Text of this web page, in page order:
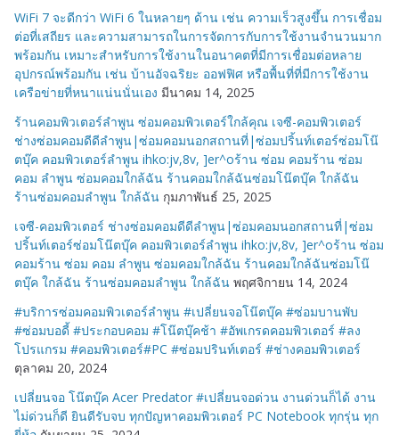
WiFi 7 จะดีกว่า WiFi 6 ในหลายๆ ด้าน เช่น ความเร็วสูงขึ้น การเชื่อม
ต่อที่เสถียร และความสามารถในการจัดการกับการใช้งานจำนวนมาก
พร้อมกัน เหมาะสำหรับการใช้งานในอนาคตที่มีการเชื่อมต่อหลาย
อุปกรณ์พร้อมกัน เช่น บ้านอัจฉริยะ ออฟฟิศ หรือพื้นที่ที่มีการใช้งาน
เครือข่ายที่หนาแน่นนั่นเอง มีนาคม 14, 2025
ร้านคอมพิวเตอร์ลำพูน ซ่อมคอมพิวเตอร์ใกล้คุณ เจซี-คอมพิวเตอร์
ช่างซ่อมคอมดีดีลำพูน|ซ่อมคอมนอกสถานที่|ซ่อมปริ้นท์เตอร์ซ่อมโน๊
ตบุ๊ค คอมพิวเตอร์ลำพูน ihko:jv,8v, ]er^oร้าน ซ่อม คอมร้าน ซ่อม
คอม ลำพูน ซ่อมคอมใกล้ฉัน ร้านคอมใกล้ฉันซ่อมโน๊ตบุ๊ค ใกล้ฉัน
ร้านซ่อมคอมลำพูน ใกล้ฉัน กุมภาพันธ์ 25, 2025
เจซี-คอมพิวเตอร์ ช่างซ่อมคอมดีดีลำพูน|ซ่อมคอมนอกสถานที่|ซ่อม
ปริ้นท์เตอร์ซ่อมโน๊ตบุ๊ค คอมพิวเตอร์ลำพูน ihko:jv,8v, ]er^oร้าน ซ่อม
คอมร้าน ซ่อม คอม ลำพูน ซ่อมคอมใกล้ฉัน ร้านคอมใกล้ฉันซ่อมโน๊
ตบุ๊ค ใกล้ฉัน ร้านซ่อมคอมลำพูน ใกล้ฉัน พฤศจิกายน 14, 2024
#บริการซ่อมคอมพิวเตอร์ลำพูน #เปลี่ยนจอโน๊ตบุ๊ค #ซ่อมบานพับ
#ซ่อมบอดี้ #ประกอบคอม #โน๊ตบุ๊คช้า #อัพเกรดคอมพิวเตอร์ #ลง
โปรแกรม #คอมพิวเตอร์#PC #ซ่อมปรินท์เตอร์ #ช่างคอมพิวเตอร์
ตุลาคม 20, 2024
เปลี่ยนจอ โน๊ตบุ๊ค Acer Predator #เปลี่ยนจอด่วน งานด่วนก็ได้ งาน
ไม่ด่วนก็ดี ยินดีรับจบ ทุกปัญหาคอมพิวเตอร์ PC Notebook ทุกรุ่น ทุก